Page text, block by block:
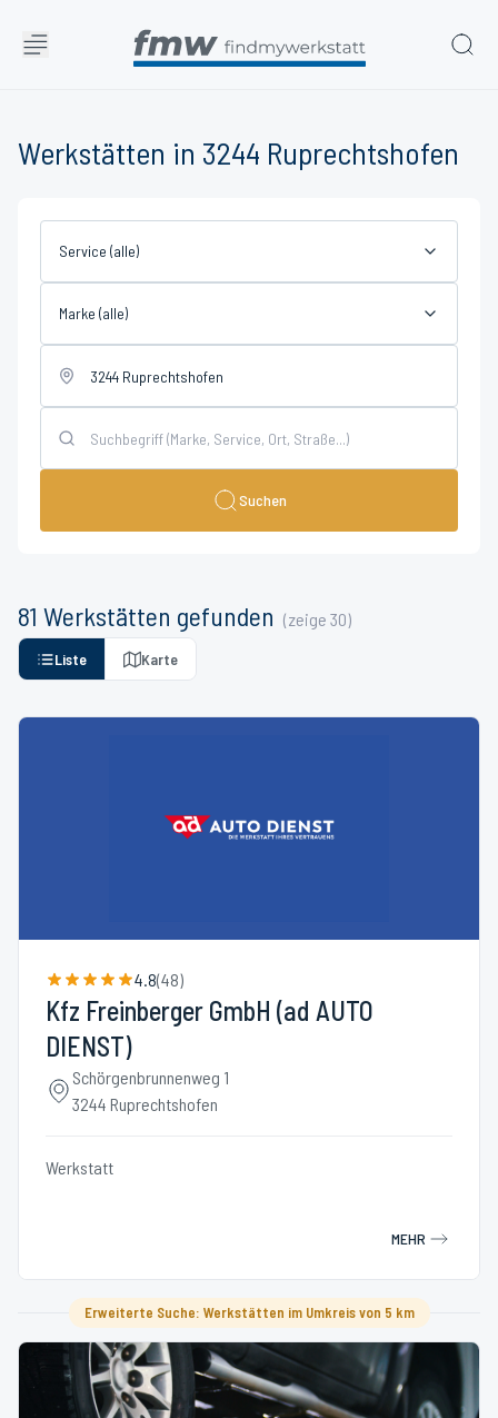
Werkstätten in 3244 Ruprechtshofen
Service (alle)
Marke (alle)
Suchen
81 Werkstätten gefunden (zeige 30)
Liste Karte
4.8(48)
Kfz Freinberger GmbH (ad AUTO
DIENST)
Schörgenbrunnenweg 1
3244 Ruprechtshofen
Werkstatt
MEHR
Erweiterte Suche: Werkstätten im Umkreis von 5 km